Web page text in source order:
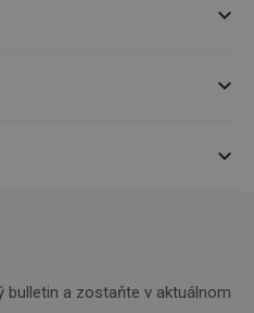



a zostaňte v aktuálnom